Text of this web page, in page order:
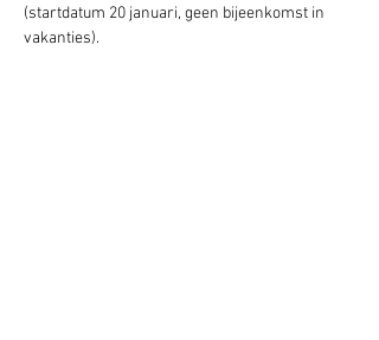
(startdatum 20 januari, geen bijeenkomst in
vakanties).